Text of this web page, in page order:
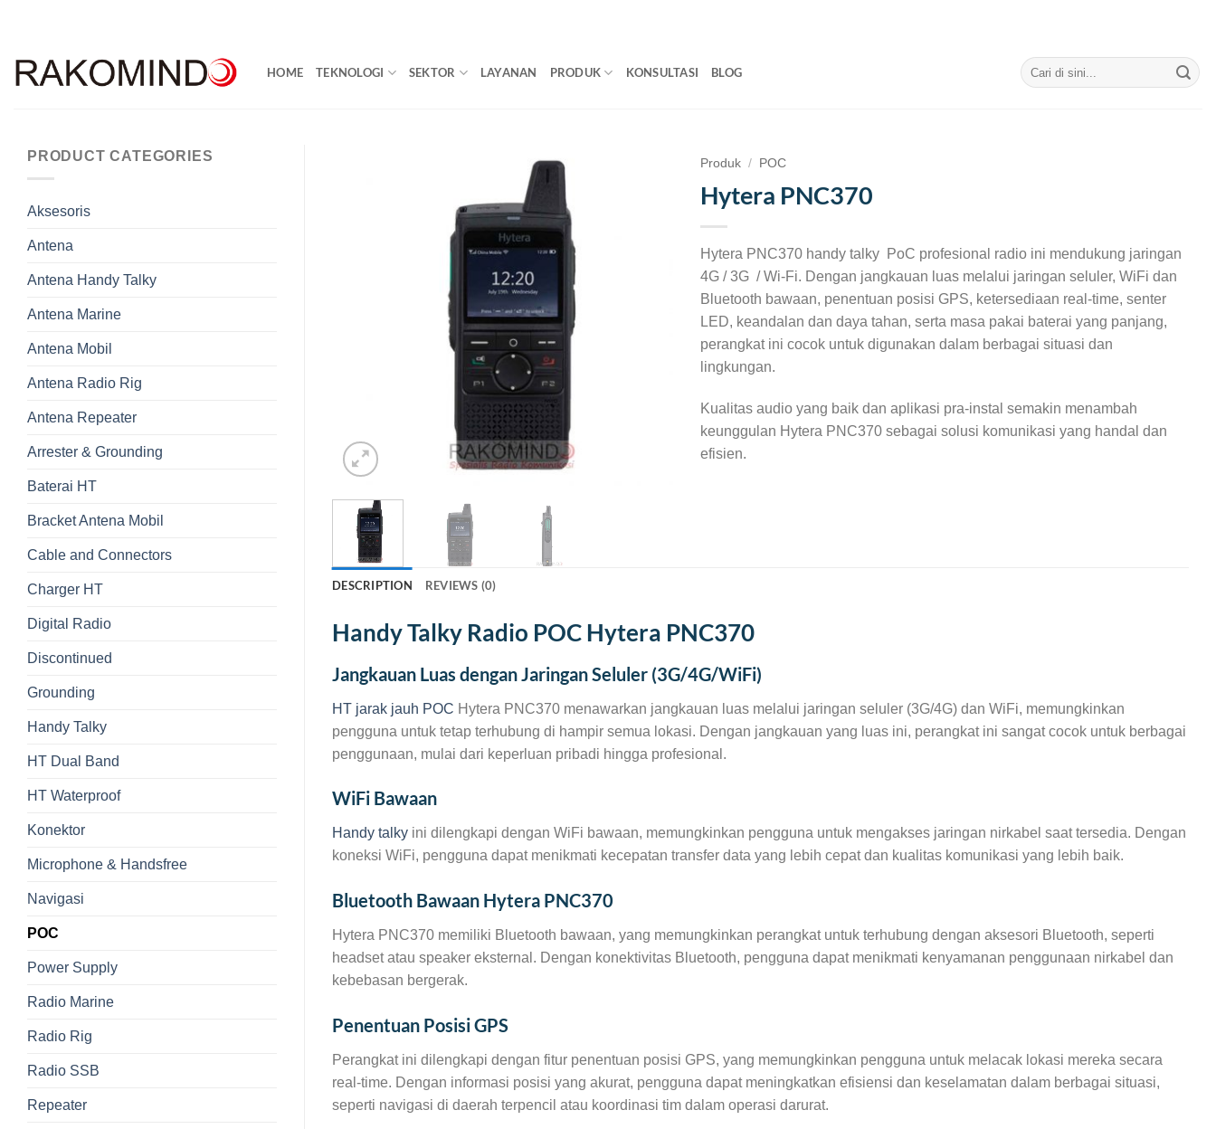
HOME TEKNOLOGI SEKTOR LAYANAN PRODUK KONSULTASI BLOG
Search
for:
PRODUCT CATEGORIES
Aksesoris
Antena
Antena Handy Talky
Antena Marine
Antena Mobil
Antena Radio Rig
Antena Repeater
Arrester & Grounding
Baterai HT
Bracket Antena Mobil
Cable and Connectors
Charger HT
Digital Radio
Discontinued
Grounding
Handy Talky
HT Dual Band
HT Waterproof
Konektor
Microphone & Handsfree
Navigasi
POC
Power Supply
Radio Marine
Radio Rig
Radio SSB
Repeater
Produk / POC
Hytera PNC370
Hytera PNC370 handy talky PoC profesional radio ini mendukung jaringan
4G / 3G / Wi-Fi. Dengan jangkauan luas melalui jaringan seluler, WiFi dan
Bluetooth bawaan, penentuan posisi GPS, ketersediaan real-time, senter
LED, keandalan dan daya tahan, serta masa pakai baterai yang panjang,
perangkat ini cocok untuk digunakan dalam berbagai situasi dan
lingkungan.
Kualitas audio yang baik dan aplikasi pra-instal semakin menambah
keunggulan Hytera PNC370 sebagai solusi komunikasi yang handal dan
efisien.
DESCRIPTION REVIEWS (0)
Handy Talky Radio POC Hytera PNC370
Jangkauan Luas dengan Jaringan Seluler (3G/4G/WiFi)
HT jarak jauh POC Hytera PNC370 menawarkan jangkauan luas melalui jaringan seluler (3G/4G) dan WiFi, memungkinkan
pengguna untuk tetap terhubung di hampir semua lokasi. Dengan jangkauan yang luas ini, perangkat ini sangat cocok untuk berbagai
penggunaan, mulai dari keperluan pribadi hingga profesional.
WiFi Bawaan
Handy talky ini dilengkapi dengan WiFi bawaan, memungkinkan pengguna untuk mengakses jaringan nirkabel saat tersedia. Dengan
koneksi WiFi, pengguna dapat menikmati kecepatan transfer data yang lebih cepat dan kualitas komunikasi yang lebih baik.
Bluetooth Bawaan Hytera PNC370
Hytera PNC370 memiliki Bluetooth bawaan, yang memungkinkan perangkat untuk terhubung dengan aksesori Bluetooth, seperti
headset atau speaker eksternal. Dengan konektivitas Bluetooth, pengguna dapat menikmati kenyamanan penggunaan nirkabel dan
kebebasan bergerak.
Penentuan Posisi GPS
Perangkat ini dilengkapi dengan fitur penentuan posisi GPS, yang memungkinkan pengguna untuk melacak lokasi mereka secara
real-time. Dengan informasi posisi yang akurat, pengguna dapat meningkatkan efisiensi dan keselamatan dalam berbagai situasi,
seperti navigasi di daerah terpencil atau koordinasi tim dalam operasi darurat.